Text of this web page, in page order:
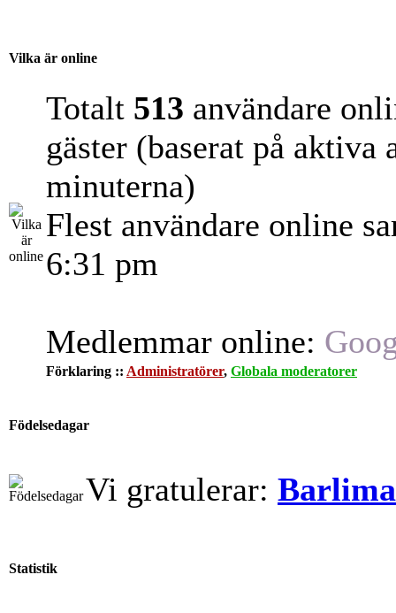
Vilka är online
Totalt 513 användare
gäster (baserat på aktiva
minuterna)
Flest användare online
6:31 pm
Medlemmar online:
Förklaring :: Administratörer, Globala moderatorer
Födelsedagar
Vi gratulerar:
Statistik